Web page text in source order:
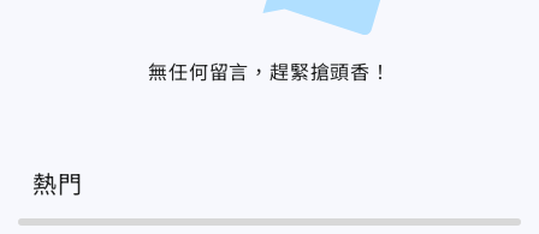
無任何留言，趕緊搶頭香！
熱門